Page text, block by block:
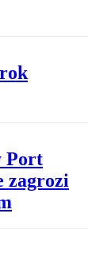
Port
zagrozi